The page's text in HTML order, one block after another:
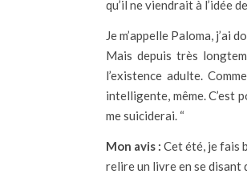
qu’il ne viendrait à l’idée
Je m’appelle Paloma, j’ai
Mais depuis très
l’existence adulte.
intelligente, même. C’est
me suiciderai. “
Mon avis : Cet été, je fais
relire un livre en se disant